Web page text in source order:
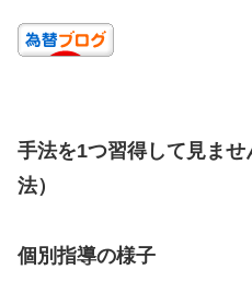
手法を1つ習得して見ま
法）
個別指導の様子